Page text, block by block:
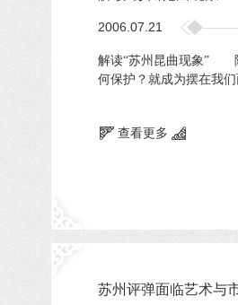
2006.07.21
解读“苏州昆曲现象” 随
何保护？就成为摆在我
查看更多
苏州评弹面临艺术与